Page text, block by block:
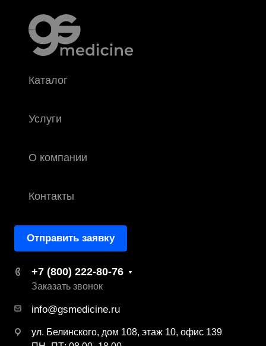
Каталог
Услуги
О компании
Контакты
Отправить заявку
+7 (800) 222-80-76
Заказать звонок
info@gsmedicine.ru
ул. Белинского, дом 108, этаж 10, офис 139